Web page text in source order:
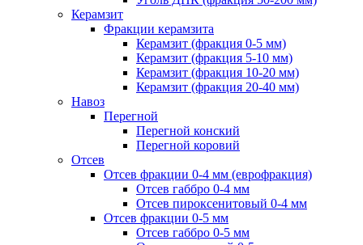
Керамзит
Фракции керамзита
Керамзит (фракция 0-5 мм)
Керамзит (фракция 5-10 мм)
Керамзит (фракция 10-20 мм)
Керамзит (фракция 20-40 мм)
Навоз
Перегной
Перегной конский
Перегной коровий
Отсев
Отсев фракции 0-4 мм (еврофракция)
Отсев габбро 0-4 мм
Отсев пироксенитовый 0-4 мм
Отсев фракции 0-5 мм
Отсев габбро 0-5 мм